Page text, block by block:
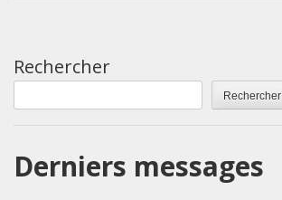
Rechercher
Rechercher
Derniers messages